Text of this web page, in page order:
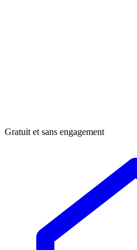
Gratuit et sans engagement